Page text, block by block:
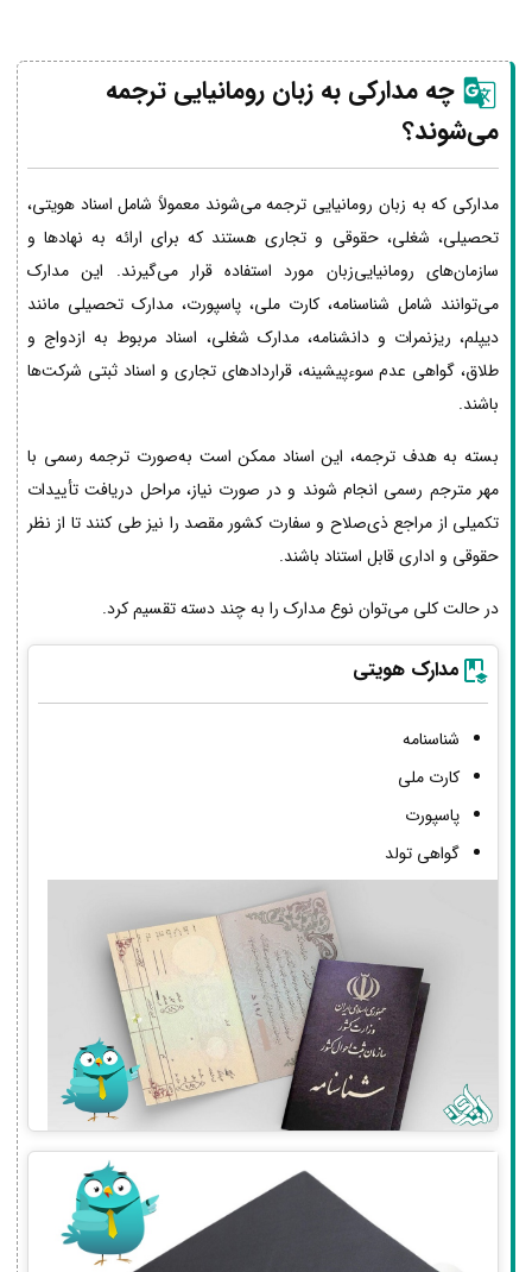
چه مدارکی به زبان رومانیایی ترجمه
می‌شوند؟
مدارکی که به زبان رومانیایی ترجمه می‌شوند معمولاً شامل اسناد هویتی،
تحصیلی، شغلی، حقوقی و تجاری هستند که برای ارائه به نهادها و
سازمان‌های رومانیایی‌زبان مورد استفاده قرار می‌گیرند. این مدارک
می‌توانند شامل شناسنامه، کارت ملی، پاسپورت، مدارک تحصیلی مانند
دیپلم، ریزنمرات و دانشنامه، مدارک شغلی، اسناد مربوط به ازدواج و
طلاق، گواهی عدم سوءپیشینه، قراردادهای تجاری و اسناد ثبتی شرکت‌ها
باشند.
بسته به هدف ترجمه، این اسناد ممکن است به‌صورت ترجمه رسمی با
مهر مترجم رسمی انجام شوند و در صورت نیاز، مراحل دریافت تأییدات
تکمیلی از مراجع ذی‌صلاح و سفارت کشور مقصد را نیز طی کنند تا از نظر
حقوقی و اداری قابل استناد باشند.
در حالت کلی می‌توان نوع مدارک را به چند دسته تقسیم کرد.
مدارک هویتی
شناسنامه
کارت ملی
پاسپورت
گواهی تولد